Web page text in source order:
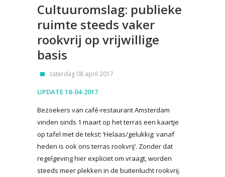
Cultuuromslag: publieke
ruimte steeds vaker
rookvrij op vrijwillige
basis
zaterdag 08 april 2017
UPDATE 18-04-2017
Bezoekers van café-restaurant Amsterdam
vinden sinds 1 maart op het terras een kaartje
op tafel met de tekst: ‘Helaas/gelukkig: vanaf
heden is ook ons terras rookvrij’. Zonder dat
regelgeving hier expliciet om vraagt, worden
steeds meer plekken in de buitenlucht rookvrij.